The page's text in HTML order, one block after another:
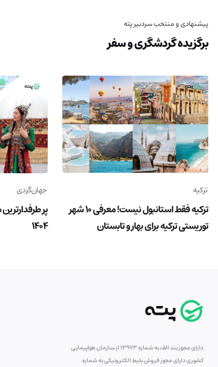
پیشنهادی و منتخب سردبیر پته
برگزیده گردشگری و سفر
ترکیه
ترکیه فقط استانبول نیست! معرفی 10 شهر
توریستی ترکیه برای بهار و تابستان
جهان‌گردی
پر
1404
دارای مجوز بند الف به شماره 13973 از سازمان هواپیمایی
کشوری دارای مجوز فروش بلیط الکترونیکی به شماره